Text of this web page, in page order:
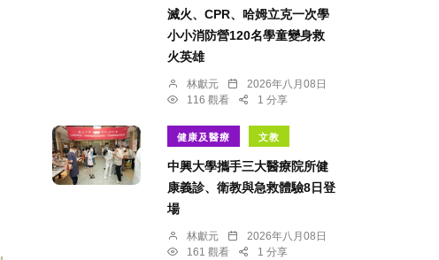
滅火、CPR、哈姆立克一次學
小小消防營120名學童變身救
火英雄
林獻元
2026年八月08日
116 觀看
1 分享
健康及醫療 文教
中興大學攜手三大醫療院所健
康義診、衛教與急救體驗8日登
場
林獻元
2026年八月08日
161 觀看
1 分享